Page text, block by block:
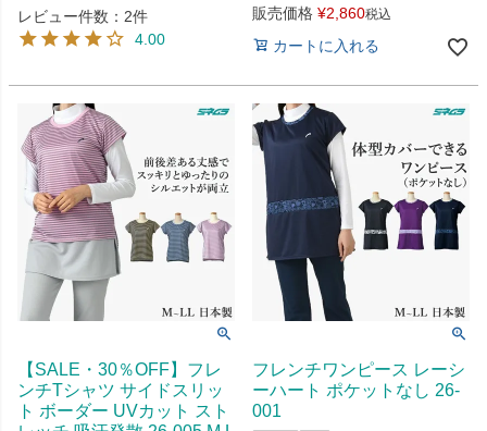
レビュー件数：2件
4.00
販売価格 ¥2,860税込
カートに入れる
【SALE・30％OFF】フレ
ンチTシャツ サイドスリッ
ト ボーダー UVカット スト
フレンチワンピース レーシ
ーハート ポケットなし 26-
001